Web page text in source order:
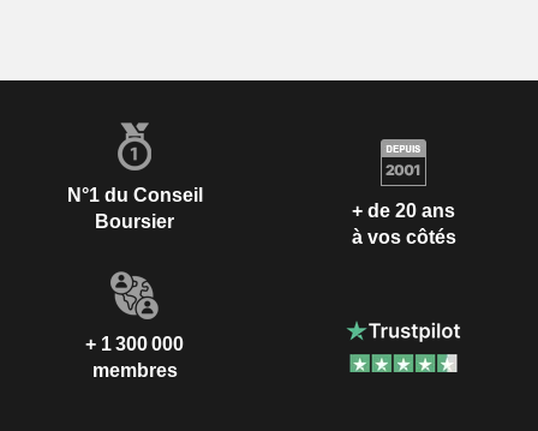
N°1 du Conseil
Boursier
+ de 20 ans
à vos côtés
+ 1 300 000
membres